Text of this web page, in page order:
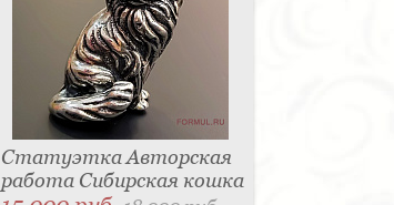
Статуэтка Авторская
работа Сибирская кошка